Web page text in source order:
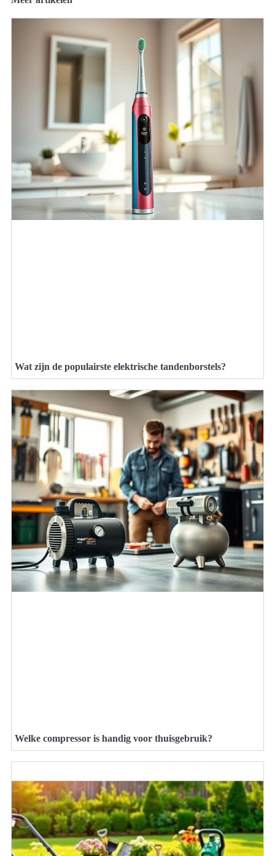
Wat zijn de populairste elektrische tandenborstels?
Welke compressor is handig voor thuisgebruik?